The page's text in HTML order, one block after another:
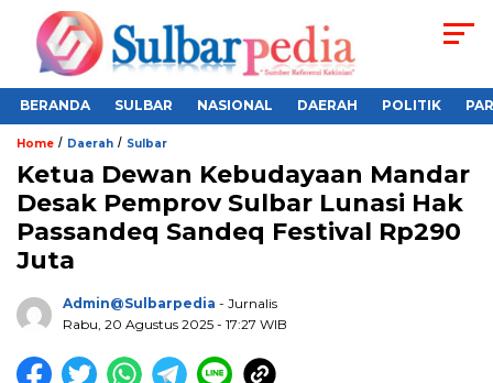
BERANDA SULBAR NASIONAL DAERAH POLITIK
Home / Daerah / Sulbar
Ketua Dewan Kebudayaan Mandar
Desak Pemprov Sulbar Lunasi Hak
Passandeq Sandeq Festival Rp290
Juta
Admin@sulbarpedia - Jurnalis
Rabu, 20 Agustus 2025 - 17:27 WIB